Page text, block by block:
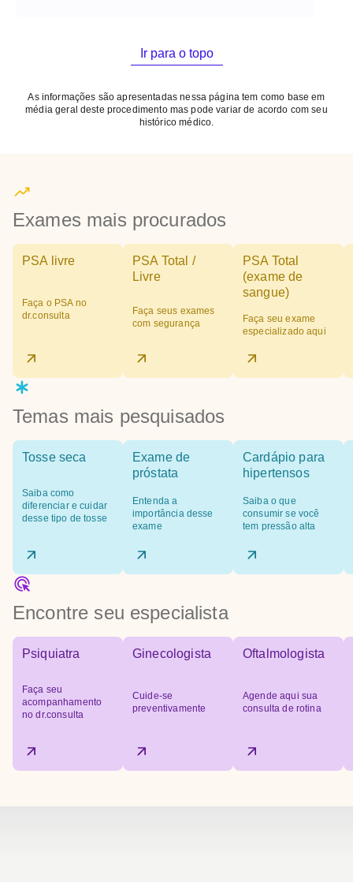
Ir para o topo
As informações são apresentadas nessa página tem como base em
média geral deste procedimento mas pode variar de acordo com seu
histórico médico.
Exames mais procurados
PSA livre
Faça o PSA no
dr.consulta
PSA Total /
Livre
Faça seus exames
com segurança
PSA Total
(exame de
sangue)
Faça seu exame
especializado aqui
Temas mais pesquisados
Tosse seca
Saiba como
diferenciar e cuidar
desse tipo de tosse
Exame de
próstata
Entenda a
importância desse
exame
Cardápio para
hipertensos
Saiba o que
consumir se você
tem pressão alta
Encontre seu especialista
Psiquiatra
Faça seu
acompanhamento
no dr.consulta
Ginecologista
Cuide-se
preventivamente
Oftalmologista
Agende aqui sua
consulta de rotina